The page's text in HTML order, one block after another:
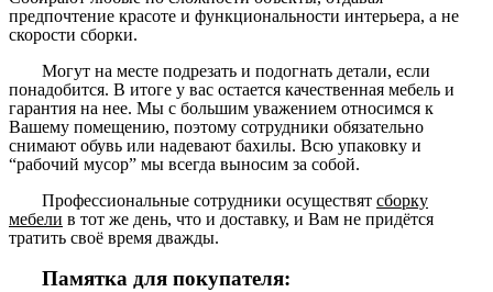
предпочтение красоте и функциональности интерьера, а не
скорости сборки.
Могут на месте подрезать и подогнать детали, если
понадобится. В итоге у вас остается качественная мебель и
гарантия на нее. Мы с большим уважением относимся к
Вашему помещению, поэтому сотрудники обязательно
снимают обувь или надевают бахилы. Всю упаковку и
“рабочий мусор” мы всегда выносим за собой.
Профессиональные сотрудники осуществят сборку
мебели в тот же день, что и доставку, и Вам не придётся
тратить своё время дважды.
Памятка для покупателя: